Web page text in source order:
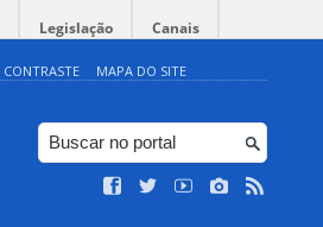
Legislação Canais
MAPA DO SITE